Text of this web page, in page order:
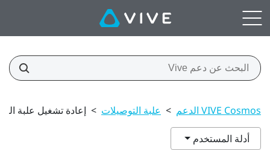
VIVE Cosmos الدعم > علبة التوصيلات > إعادة تشغيل علبة
أدلة المستخدم